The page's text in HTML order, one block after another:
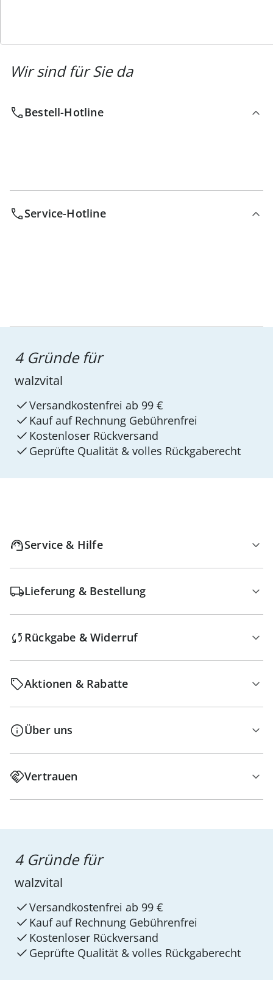
Wir sind für Sie da
Bestell-Hotline
Service-Hotline
4 Gründe für
walzvital
Versandkostenfrei ab 99 €
Kauf auf Rechnung Gebührenfrei
Kostenloser Rückversand
Geprüfte Qualität & volles Rückgaberecht
Service & Hilfe
Lieferung & Bestellung
Rückgabe & Widerruf
Aktionen & Rabatte
Über uns
Vertrauen
4 Gründe für
walzvital
Versandkostenfrei ab 99 €
Kauf auf Rechnung Gebührenfrei
Kostenloser Rückversand
Geprüfte Qualität & volles Rückgaberecht